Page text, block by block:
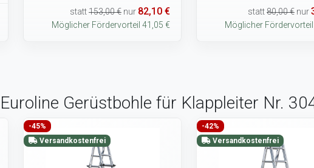
statt153,00 € nur 82,10 €
Möglicher Fördervorteil 41,05 €
statt80,00 € nur
Möglicher
Gerüstbohle für Klappleiter Nr.
-45%
Versandkostenfrei
-42%
Versandkostenfrei